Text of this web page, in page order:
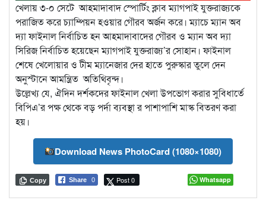
খেলায় ৩-০ সেটে আহমাদাবাদ স্পোর্টিং ক্লাব ম্যাগপাই যুক্তরাজ্যকে
পরাজিত করে চ্যাম্পিয়ন হওয়ার গৌরব অর্জন করে। ম্যাচে ম্যান অব
দ্যা ফাইনাল নির্বাচিত হন আহমাদাবাদের গৌরব ও ম্যান অব দ্যা
সিরিজ নির্বাচিত হয়েছেন ম্যাগপাই যুক্তরাজ্য’র সোহান। ফাইনাল
শেষে খেলোয়ার ও টীম ম্যানেজার দের হাতে পুরুস্কার তুলে দেন
অনুস্টানে আমন্ত্রিত অতিথিবৃন্দ।
উল্লেখ্য যে, ঐদিন দর্শকদের ফাইনাল খেলা উপভোগ করার সুবিধার্তে
বিপিএ’র পক্ষ থেকে বড় পর্দা ব্যবস্থা র পাশাপাশি মাস্ক বিতরণ করা
হয়।
Download News PhotoCard (1080×1080)
Share 0 Post 0
Copy Whatsapp